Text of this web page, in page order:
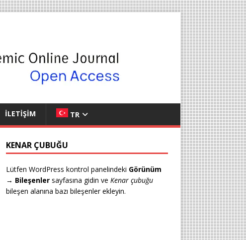
İLETİŞİM TR
KENAR ÇUBUĞU
Lütfen WordPress kontrol panelindeki Görünüm
→ Bileşenlersayfasına gidin ve Kenar çubuğu
bileşen alanına bazı bileşenler ekleyin.